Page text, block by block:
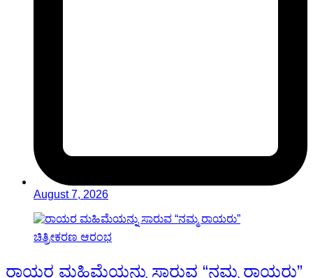
August 7, 2026
ರಾಯರ ಮಹಿಮೆಯನ್ನು ಸಾರುವ “ನಮ್ಮ ರಾಯರು”